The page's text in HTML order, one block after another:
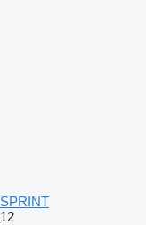
SPRINT
12